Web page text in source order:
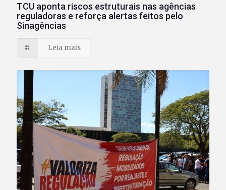
TCU aponta riscos estruturais nas agências
reguladoras e reforça alertas feitos pelo
Sinagências
Leia mais